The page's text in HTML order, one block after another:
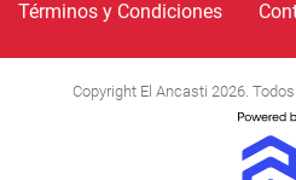
Términos y Condiciones
Copyright El Ancasti 2026.